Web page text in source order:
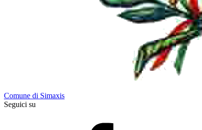
Comune di Simaxis
Seguici su